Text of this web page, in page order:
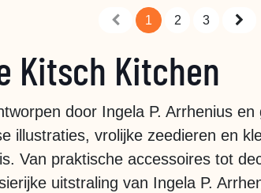
1 2 3
Kitsch Kitchen
door Ingela P. Arrhenius
illustraties, vrolijke zeedieren en
Van praktische accessoires tot
uitstraling van Ingela P.